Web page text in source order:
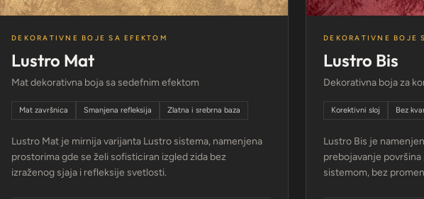
DEKORATIVNE BOJE SA EFEKTOM
Lustro Mat
Mat dekorativna boja sa sedefnim efektom
Mat završnica Smanjena refleksija Zlatna i srebrna baza
Lustro Mat je mirnija varijanta Lustro sistema, namenjena
prostorima gde se želi sofisticiran izgled zida bez
izraženog sjaja i refleksije svetlosti.
DEKORATIVNE BOJE
Lustro Bis
Dekorativna boja za
Korektivni sloj Bez
Lustro Bis je
prebojavanje
sistemom, bez